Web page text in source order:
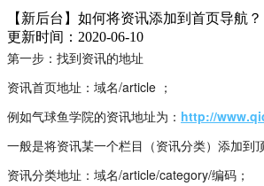
【新后台】如何将资讯添加到首页导航？
更新时间：2020-06-10
第一步：找到资讯的地址
资讯首页地址：域名/article ；
例如气球鱼学院的资讯地址为： http://
一般是将资讯某一个栏目（资讯分类）添加到
资讯分类地址：域名/article/category/编码；